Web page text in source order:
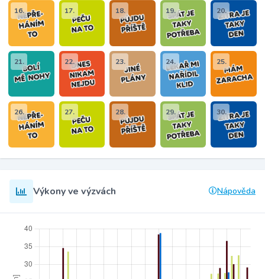
16. 17. 18. 19. 20.
21. 22. 23. 24. 25.
26. 27. 28. 29. 30.
Výkony ve výzvách Nápověda